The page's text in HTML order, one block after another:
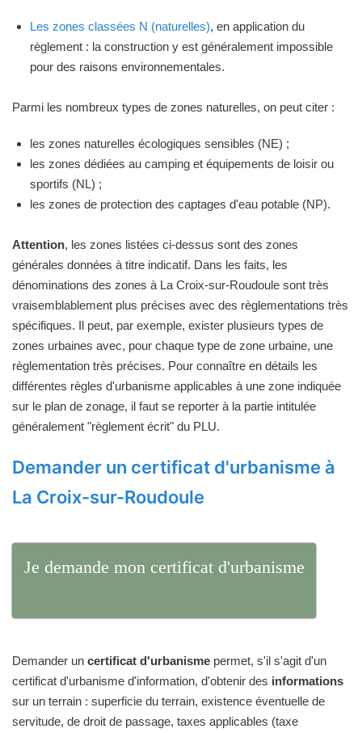
Les zones classées N (naturelles), en application du
règlement : la construction y est généralement impossible
pour des raisons environnementales.
Parmi les nombreux types de zones naturelles, on peut citer :
les zones naturelles écologiques sensibles (NE) ;
les zones dédiées au camping et équipements de loisir ou
sportifs (NL) ;
les zones de protection des captages d'eau potable (NP).
Attention, les zones listées ci-dessus sont des zones
générales données à titre indicatif. Dans les faits, les
dénominations des zones à La Croix-sur-Roudoule sont très
vraisemblablement plus précises avec des règlementations très
spécifiques. Il peut, par exemple, exister plusieurs types de
zones urbaines avec, pour chaque type de zone urbaine, une
règlementation très précises. Pour connaître en détails les
différentes règles d'urbanisme applicables à une zone indiquée
sur le plan de zonage, il faut se reporter à la partie intitulée
généralement "règlement écrit" du PLU.
Demander un certificat d'urbanisme à
La Croix-sur-Roudoule
Je demande mon certificat d'urbanisme
Demander un certificat d'urbanisme permet, s'il s'agit d'un
certificat d'urbanisme d'information, d'obtenir des informations
sur un terrain : superficie du terrain, existence éventuelle de
servitude, de droit de passage, taxes applicables (taxe